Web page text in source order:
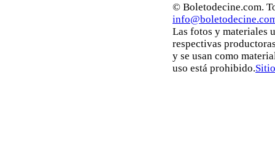
© Boletodecine.com.
Las fotos y materiales
respectivas
y se usan como
uso está prohibido.